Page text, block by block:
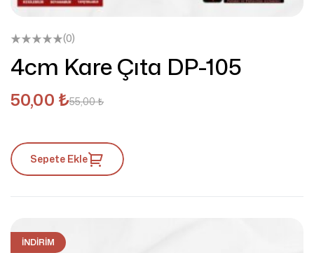
(0)
4cm Kare Çıta DP-105
55,00₺
50,00 ₺
Sepete Ekle
İNDIRIM